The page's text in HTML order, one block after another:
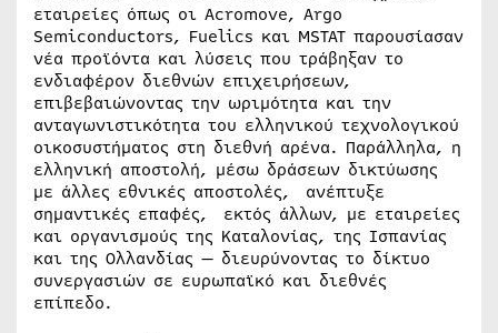
εταιρείες όπως οι Acromove, Argo
Semiconductors, Fuelics και MSTAT παρουσίασαν
νέα προϊόντα και λύσεις που τράβηξαν το
ενδιαφέρον διεθνών επιχειρήσεων,
επιβεβαιώνοντας την ωριμότητα και την
ανταγωνιστικότητα του ελληνικού τεχνολογικού
οικοσυστήματος στη διεθνή αρένα. Παράλληλα, η
ελληνική αποστολή, μέσω δράσεων δικτύωσης
με άλλες εθνικές αποστολές, ανέπτυξε
σημαντικές επαφές, εκτός άλλων, με εταιρείες
και οργανισμούς της Καταλονίας, της Ισπανίας
και της Ολλανδίας — διευρύνοντας το δίκτυο
συνεργασιών σε ευρωπαϊκό και διεθνές
επίπεδο.